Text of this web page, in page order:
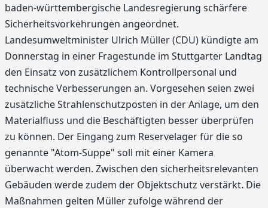
baden-württembergische Landesregierung schärfere
Sicherheitsvorkehrungen angeordnet.
Landesumweltminister Ulrich Müller (CDU) kündigte am
Donnerstag in einer Fragestunde im Stuttgarter Landtag
den Einsatz von zusätzlichem Kontrollpersonal und
technische Verbesserungen an. Vorgesehen seien zwei
zusätzliche Strahlenschutzposten in der Anlage, um den
Materialfluss und die Beschäftigten besser überprüfen
zu können. Der Eingang zum Reservelager für die so
genannte "Atom-Suppe" soll mit einer Kamera
überwacht werden. Zwischen den sicherheitsrelevanten
Gebäuden werde zudem der Objektschutz verstärkt. Die
Maßnahmen gelten Müller zufolge während der